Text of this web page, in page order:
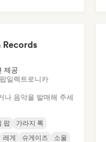
Records
제공
일렉트로니카
나 음악을 발매해 주세
팝
가라지 록
레게 슈게이즈 소울